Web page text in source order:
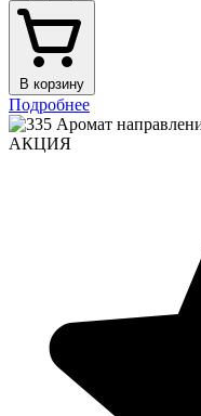
В корзину
Подробнее